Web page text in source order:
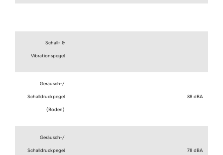
Schall- &
Vibrationspegel
Geräusch-/
Schalldruckpegel
(Boden)
88 dBA
Geräusch-/
Schalldruckpegel 78 dBA